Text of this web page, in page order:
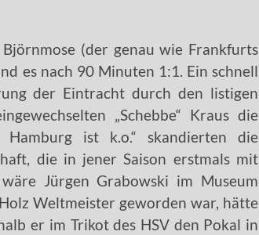
(der genau wie Frankfurts
es nach 90 Minuten 1:1. Ein schnell
der Eintracht durch den listigen
„Schebbe“ Kraus die
ist k.o.“ skandierten die
die in jener Saison erstmals mit
Jürgen Grabowski im Museum
Weltmeister geworden war, hätte
er im Trikot des HSV den Pokal in